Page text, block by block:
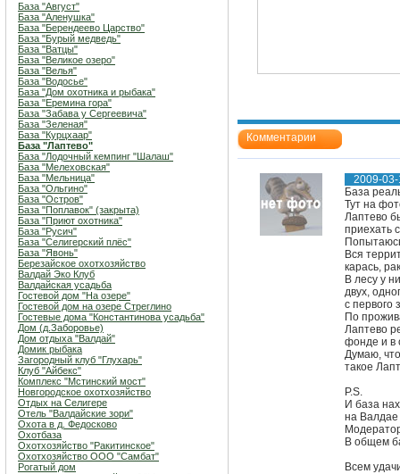
База "Август"
База "Аленушка"
База "Берендеево Царство"
База "Бурый медведь"
База "Ватцы"
База "Великое озеро"
База "Велья"
База "Водосье"
База "Дом охотника и рыбака"
База "Еремина гора"
База "Забава у Сергеевича"
База "Зеленая"
База "Курцхаар"
База "Лаптево"
База "Лодочный кемпинг "Шалаш"
База "Мелеховская"
База "Мельница"
База "Ольгино"
База "Остров"
База "Поплавок" (закрыта)
База "Приют охотника"
База "Русич"
База "Селигерский плёс"
База "Явонь"
Березайское охотхозяйство
Валдай Эко Клуб
Валдайская усадьба
Гостевой дом "На озере"
Гостевой дом на озере Стреглино
Гостевые дома "Константинова усадьба"
Дом (д.Заборовье)
Дом отдыха "Валдай"
Домик рыбака
Загородный клуб "Глухарь"
Клуб "Айбекс"
Комплекс "Мстинский мост"
Новгородское охотхозяйство
Отдых на Селигере
Отель "Валдайские зори"
Охота в д. Федосково
Охотбаза
Охотхозяйство "Ракитинское"
Охотхозяйство ООО "Самбат"
Рогатый дом
Комментарии
2009-
База
Тут на
Лаптево
приехать
Вся
карась,
В лесу у
двух,
с первого
По
Лаптево
фонде и в
Думаю,
такое
P.S.
И база
на Валдае
В общем
Всем